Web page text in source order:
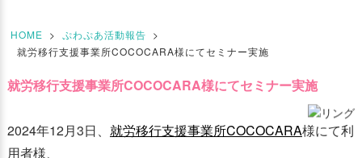
HOME > ぷわぷあ活動報告 >
就労移行支援事業所COCOCARA様にてセミナー実施
就労移行支援事業所COCOCARA様にてセミナー実施
2024年12月3日、 就労移行支援事業所COCOCARA様にて利
用者様、